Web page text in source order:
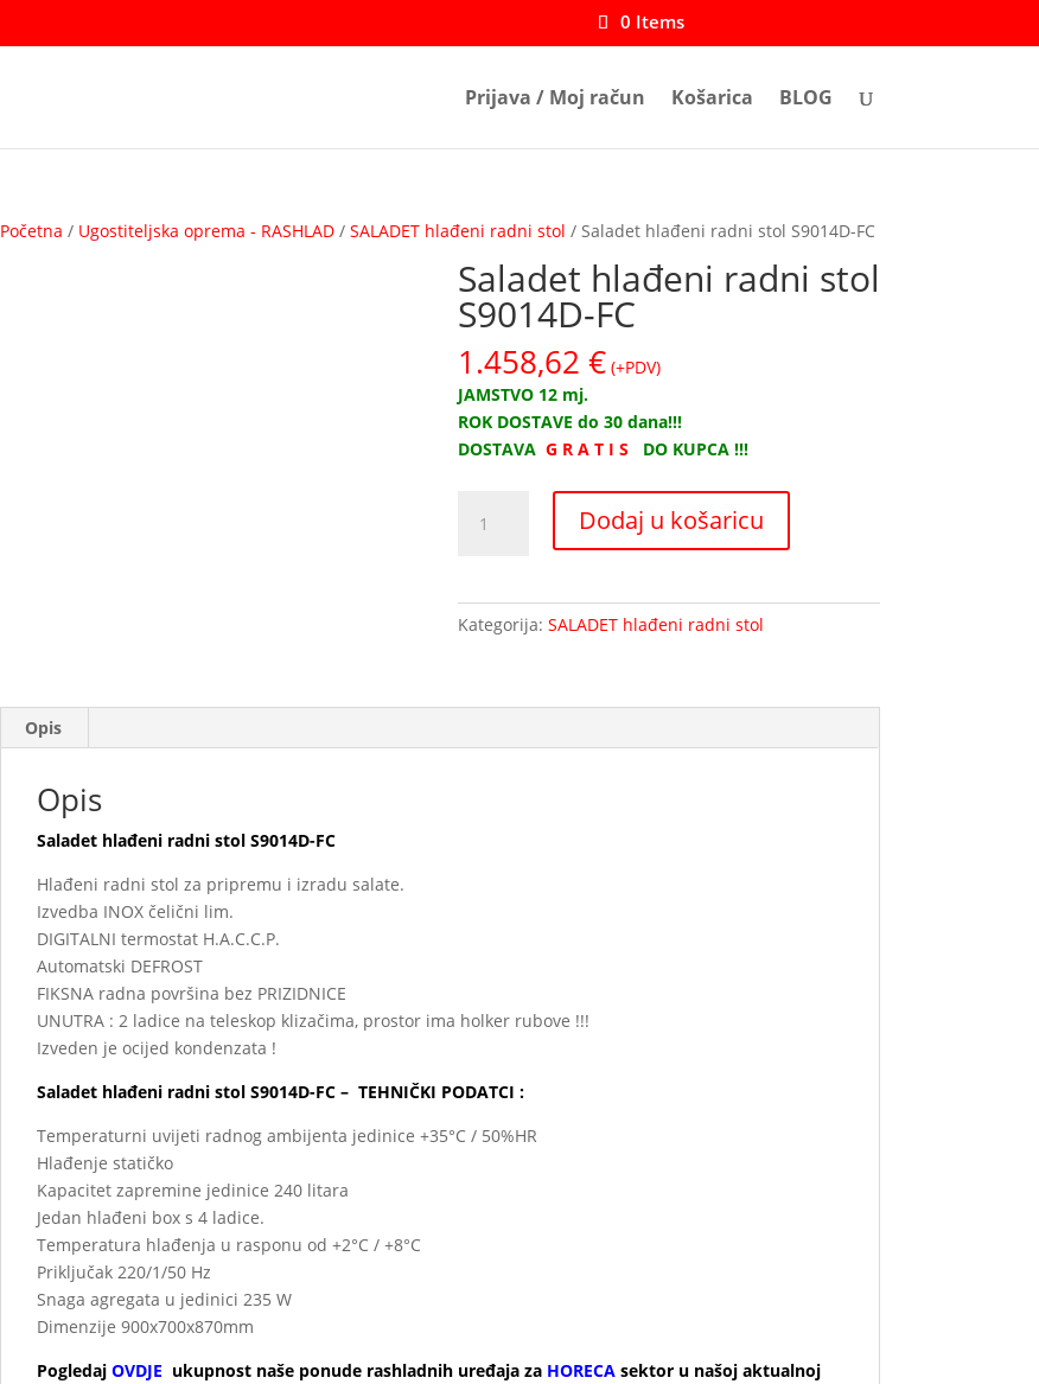
0 Items
Prijava / Moj račun Košarica BLOG
Početna / Ugostiteljska oprema - RASHLAD/ SALADET hlađeni radni stol / Saladet hlađeni radni stol S9014D-FC
Saladet hlađeni radni stol
S9014D-FC
1.458,62 € (+PDV)
JAMSTVO 12 mj.
ROK DOSTAVE do 30 dana!!!
DOSTAVA G R A T I S DO KUPCA !!!
hlađeni
Dodaj u košaricu
Kategorija: SALADET hlađeni radni stol
Opis
Opis
Saladet hlađeni radni stol S9014D-FC
Hlađeni radni stol za pripremu i izradu salate.
Izvedba INOX čelični lim.
DIGITALNI termostat H.A.C.C.P.
Automatski DEFROST
FIKSNA radna površina bez PRIZIDNICE
UNUTRA : 2 ladice na teleskop klizačima, prostor ima holker rubove !!!
Izveden je ocijed kondenzata !
Saladet hlađeni radni stol S9014D-FC– TEHNIČKI PODATCI :
Temperaturni uvijeti radnog ambijenta jedinice +35°C / 50%HR
Hlađenje statičko
Kapacitet zapremine jedinice 240 litara
Jedan hlađeni box s 4 ladice.
Temperatura hlađenja u rasponu od +2°C / +8°C
Priključak 220/1/50 Hz
Snaga agregata u jedinici 235 W
Dimenzije 900x700x870mm
Pogledaj OVDJE ukupnost naše ponude rashladnih uređaja za HORECAsektor u našoj aktualnoj